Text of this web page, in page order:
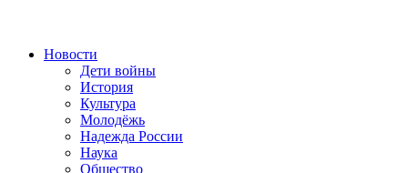
Новости
Дети войны
История
Культура
Молодёжь
Надежда России
Наука
Общество